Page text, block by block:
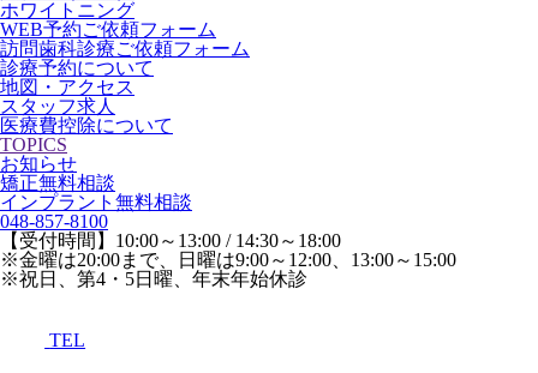
ホワイトニング
WEB予約ご依頼フォーム
訪問歯科診療ご依頼フォーム
診療予約について
地図・アクセス
スタッフ求人
医療費控除について
TOPICS
お知らせ
矯正無料相談
インプラント無料相談
048-857-8100
【受付時間】10:00～13:00 / 14:30～18:00
※金曜は20:00まで、日曜は9:00～12:00、13:00～15:00
※祝日、第4・5日曜、年末年始休診
TEL